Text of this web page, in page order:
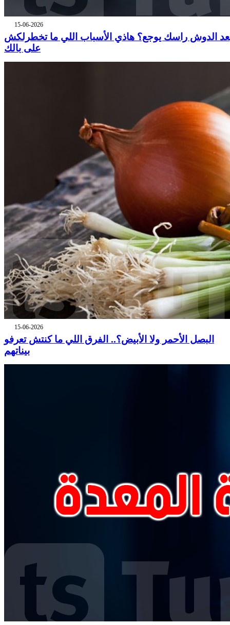
15-06-2026
الدوش راسك يوجع؟ هاذي الأسباب اللي ما تخطرلكش
على بالك
15-06-2026
البصل الأحمر ولا الأبيض؟.. الفرق اللي ما كنتش تعرفو
بيناتهم